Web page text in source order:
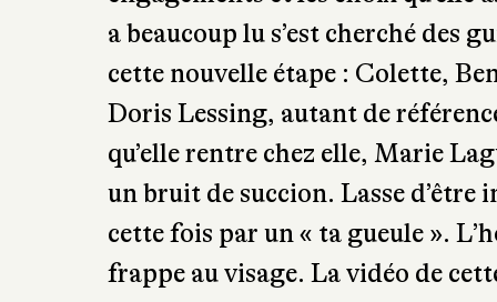
a beaucoup lu s’est cherché des
cette nouvelle étape : Colette,
Doris Lessing, autant de
qu’elle rentre chez elle, Marie
un bruit de succion. Lasse
cette fois par un « ta gueule ».
frappe au visage. La vidéo de